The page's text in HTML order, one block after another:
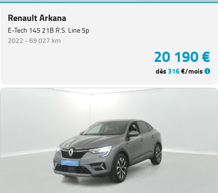
Renault Arkana
E-Tech 145 21B R.S. Line 5p
2022 -69 027 km
20 190 €
dès316€/mois